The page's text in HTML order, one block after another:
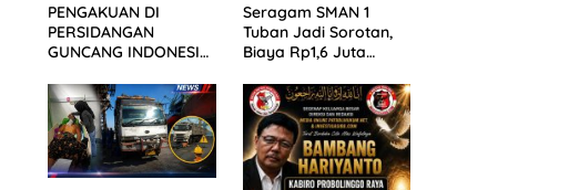
PENGAKUAN DI
PERSIDANGAN
GUNCANG INDONESIA!
DITUNDA, KELUARGA
KORBAN MENGAMUK
DI PN MALANG
Seragam SMAN 1
Tuban Jadi Sorotan,
Biaya Rp1,6 Juta
SPMB 2026